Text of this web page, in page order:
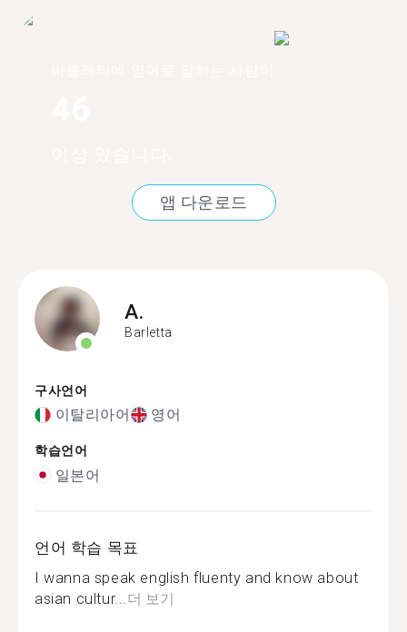
앱 다운로드
A.
Barletta
구사언어
이탈리아어 영어
학습언어
일본어
언어 학습 목표
I wanna speak english fluenty and know about
asian cultur... 더 보기